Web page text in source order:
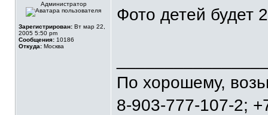
Администратор
Зарегистрирован: Вт мар 22,
2005 5:50 pm
Сообщения: 10186
Откуда: Москва
Фото детей будет
По хорошему,
8-903-777-107-2;